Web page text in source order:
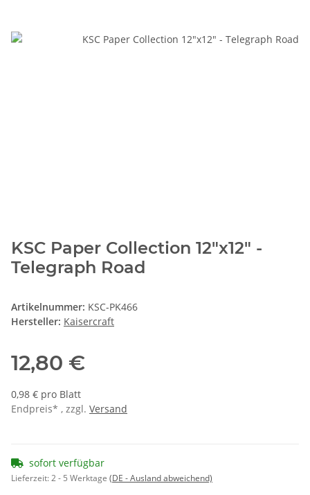
KSC Paper Collection 12"x12" -
Telegraph Road
Artikelnummer: KSC-PK466
Hersteller: Kaisercraft
12,80 €
0,98 € pro Blatt
Endpreis* , zzgl. Versand
sofort verfügbar
Lieferzeit:2 - 5 Werktage (DE - Ausland abweichend)